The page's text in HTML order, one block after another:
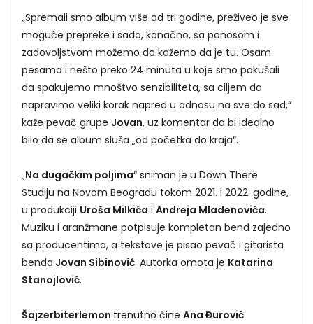
„Spremali smo album više od tri godine, preživeo je sve
moguće prepreke i sada, konačno, sa ponosom i
zadovoljstvom možemo da kažemo da je tu. Osam
pesama i nešto preko 24 minuta u koje smo pokušali
da spakujemo mnoštvo senzibiliteta, sa ciljem da
napravimo veliki korak napred u odnosu na sve do sad,“
kaže pevač grupe Jovan, uz komentar da bi idealno
bilo da se album sluša „od početka do kraja“.
„Na dugačkim poljima“ sniman je u Down There
Studiju na Novom Beogradu tokom 2021. i 2022. godine,
u produkciji Uroša Milkića i Andreja Mladenovića.
Muziku i aranžmane potpisuje kompletan bend zajedno
sa producentima, a tekstove je pisao pevač i gitarista
benda Jovan Sibinović. Autorka omota je Katarina
Stanojlović.
Šajzerbiterlemon trenutno čine Ana Đurović